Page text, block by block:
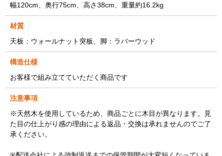
幅120cm、奥行75cm、高さ38cm、重量約16.2kg
材質
天板：ウォールナット突板、脚：ラバーウッド
構造仕様
お客様で組み立てていただく商品です
注意事項
※天然木を使用しているため、商品ごとに木目が異なります。見
た目の仕上がり感の理由による返品・交換は承れませんのでご了
承ください。